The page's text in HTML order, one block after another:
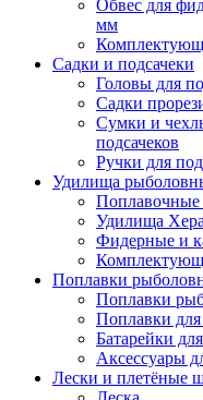
Обвес для
мм
Садки и подсачеки
Головы для
Садки
Сумки и
подсачеков
Ручки для
Удилища
Поплавочные
Удилища
Фидерные и
Поплавки
Поплавки
Поплавки
Батарейки
Аксессуары
Лески и плетёные